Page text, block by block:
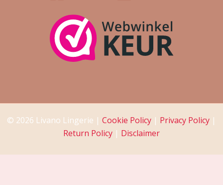
© 2026 Livano Lingerie | Cookie Policy | Privacy Policy |
Return Policy | Disclaimer